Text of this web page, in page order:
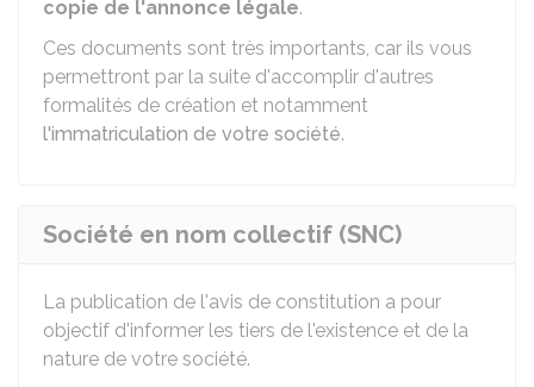
copie de l'annonce légale.
Ces documents sont très importants, car ils vous
permettront par la suite d'accomplir d'autres
formalités de création et notamment
l'immatriculation de votre société.
Société en nom collectif (SNC)
La publication de l'avis de constitution a pour
objectif d'informer les tiers de l'existence et de la
nature de votre société.